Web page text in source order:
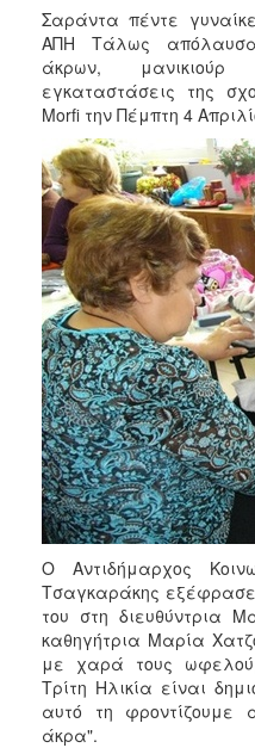
2021
2020
2019
2018
2017
2016
2015
2013
2012
2011
2010
2006
ΤΟΠΟΣ
ΠΟΛΙΤΙΣΜΟΣ
ΑΝΘΕΚΤΙΚΗ
ΠΟΛΗ
Σαράντα πέντε
ΑΠΗ Τάλως
άκρων, μανικιούρ
εγκαταστάσεις της
Morfi την Πέμπτη 4
Ο Αντιδήμαρχος
Τσαγκαράκης εξέφρασε
του στη διευθύντρια
καθηγήτρια Μαρία
με χαρά τους
Τρίτη Ηλικία είναι
αυτό τη
άκρα".